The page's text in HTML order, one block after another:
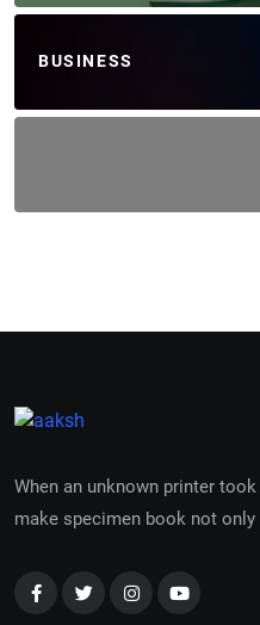
BUSINESS
When an unknown printer
make specimen book not only